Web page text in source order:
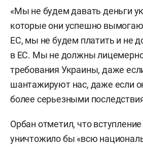
«Мы не будем давать деньги
которые они успешно
ЕС, мы не будем платить и не
в ЕС. Мы не должны
требования Украины, даже
шантажируют нас, даже если
более серьезными
Орбан отметил, что
уничтожило бы «всю